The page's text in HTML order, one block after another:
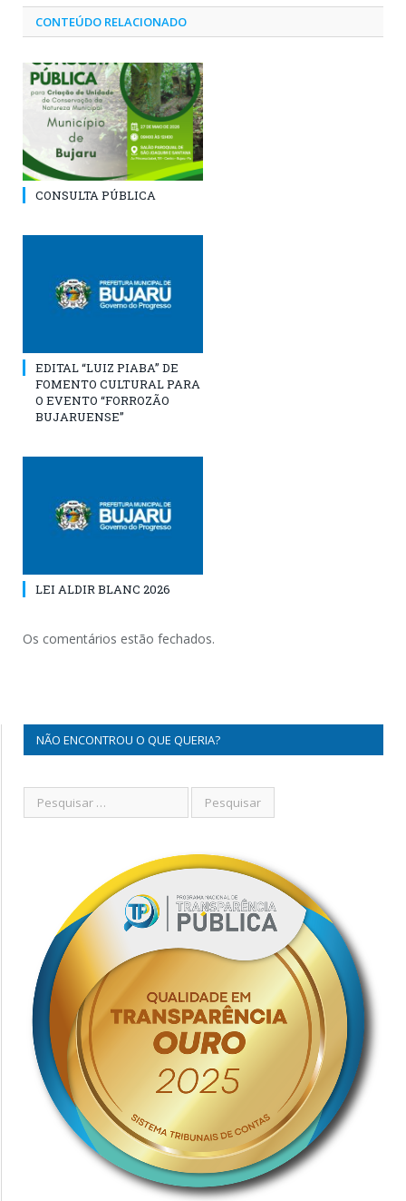
CONTEÚDO RELACIONADO
CONSULTA PÚBLICA
EDITAL “LUIZ PIABA” DE
FOMENTO CULTURAL PARA
O EVENTO “FORROZÃO
BUJARUENSE”
LEI ALDIR BLANC 2026
Os comentários estão fechados.
NÃO ENCONTROU O QUE QUERIA?